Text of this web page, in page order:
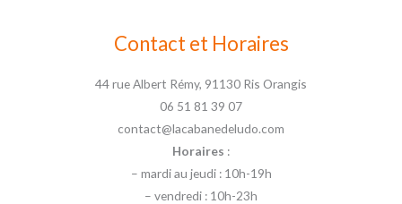
Contact et Horaires
44 rue Albert Rémy, 91130 Ris Orangis
06 51 81 39 07
contact@lacabanedeludo.com
Horaires :
– mardi au jeudi : 10h-19h
– vendredi : 10h-23h